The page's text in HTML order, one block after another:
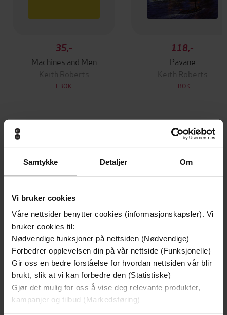
Samtykke Detaljer Om
Vi bruker cookies
Våre nettsider benytter cookies (informasjonskapsler). Vi
bruker cookies til:
Nødvendige funksjoner på nettsiden (Nødvendige)
Forbedrer opplevelsen din på vår nettside (Funksjonelle)
Gir oss en bedre forståelse for hvordan nettsiden vår blir
brukt, slik at vi kan forbedre den (Statistiske)
Gjør det mulig for oss å vise deg relevante produkter,
kampanjer og tilbud (Markedsføring)
35,-
Machines and Men
Keith Roberts
EBOK
118,-
Pavane
Keith Roberts
EBOK
Andre har også kjøpt
Vinner av Rivertonprisen
Første gang på tilbud